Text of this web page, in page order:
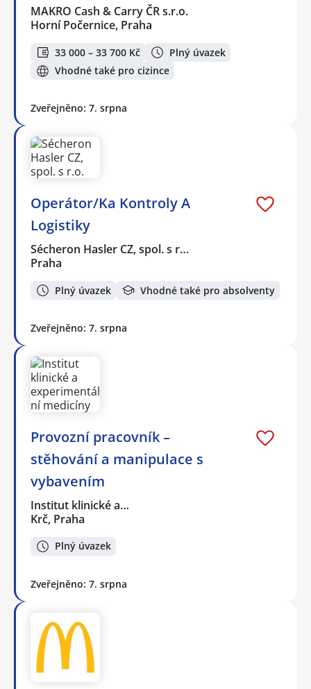
MAKRO Cash & Carry ČR s.r.o.
Horní Počernice, Praha
33 000 – 33 700 Kč
Plný úvazek
Vhodné také pro cizince
Zveřejněno: 7. srpna
Operátor/Ka Kontroly A
Logistiky
Sécheron Hasler CZ, spol. s r…
Praha
Plný úvazek Vhodné také pro absolventy
Zveřejněno: 7. srpna
Provozní pracovník –
stěhování a manipulace s
vybavením
Institut klinické a…
Krč, Praha
Plný úvazek
Zveřejněno: 7. srpna